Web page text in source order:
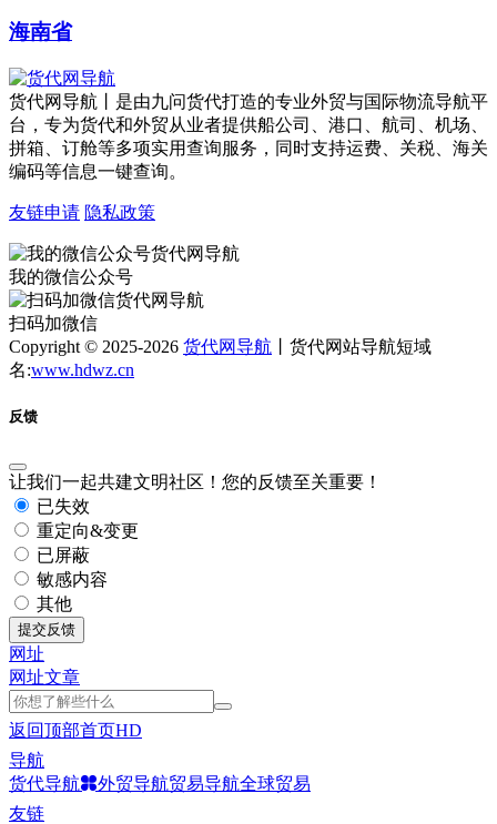
海南省
货代网导航丨是由九问货代打造的专业外贸与国际物流导航平
台，专为货代和外贸从业者提供船公司、港口、航司、机场、
拼箱、订舱等多项实用查询服务，同时支持运费、关税、海关
编码等信息一键查询。
友链申请 隐私政策
我的微信公众号
扫码加微信
Copyright © 2025-2026 货代网导航 丨货代网站导航短域
名:www.hdwz.cn
反馈
让我们一起共建文明社区！您的反馈至关重要！
已失效
重定向&变更
已屏蔽
敏感内容
其他
提交反馈
网址
网址文章
返回顶部首页HD
导航
货代导航
外贸导航贸易导航全球贸易
友链